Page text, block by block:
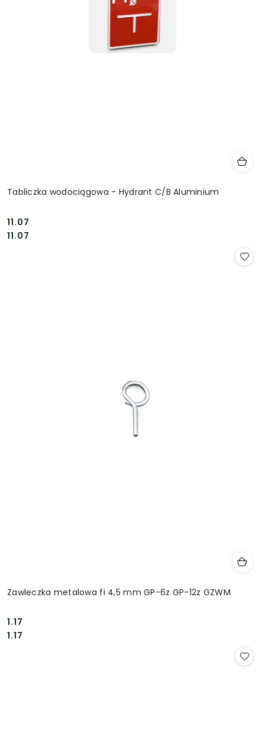
Tabliczka wodociągowa - Hydrant C/B Aluminium
Cena:
11.07
Cena:
11.07
Zawleczka metalowa fi 4,5 mm GP-6z GP-12z GZWM
Cena:
1.17
Cena:
1.17